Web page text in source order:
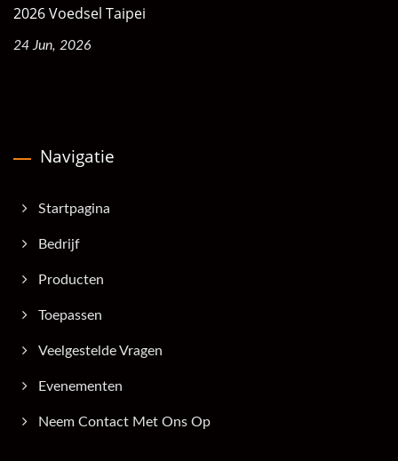
2026 Voedsel Taipei
24 Jun, 2026
Navigatie
Startpagina
Bedrijf
Producten
Toepassen
Veelgestelde Vragen
Evenementen
Neem Contact Met Ons Op